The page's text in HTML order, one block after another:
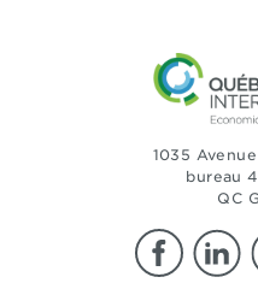
1035
bureau
QC